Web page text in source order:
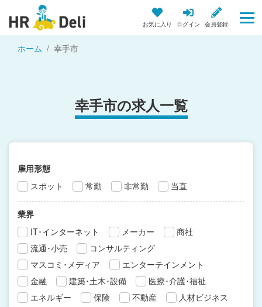
お気に入り ログイン 会員登録
ホーム 幸手市
幸手市の求人一覧
雇用形態
スポット
常勤 非常勤 当直
業界
IT･インターネット
メーカー
商社
流通･小売
コンサルティング
マスコミ･メディア
エンターテインメント
金融
建築･土木･設備
医療･介護･福祉
エネルギー
保険 不動産
人材ビジネス